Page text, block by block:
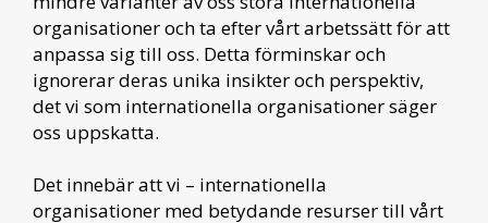
organisationer och ta efter vårt arbetssätt för att
anpassa sig till oss. Detta förminskar och
ignorerar deras unika insikter och perspektiv,
det vi som internationella organisationer säger
oss uppskatta.
Det innebär att vi – internationella
organisationer med betydande resurser till vårt